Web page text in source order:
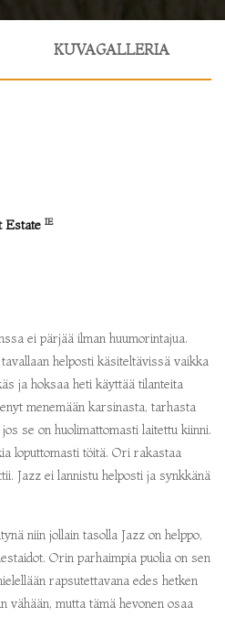
KUVAGALLERIA
Estate IE
ei pärjää ilman huumorintajua.
helposti käsiteltävissä vaikka
ja hoksaa heti käyttää tilanteita
menemään karsinasta, tarhasta
se on huolimattomasti laitettu kiinni.
loputtomasti töitä. Ori rakastaa
Jazz ei lannistu helposti ja synkkänä
niin jollain tasolla Jazz on helppo,
Orin parhaimpia puolia on sen
rapsutettavana edes hetken
vähään, mutta tämä hevonen osaa